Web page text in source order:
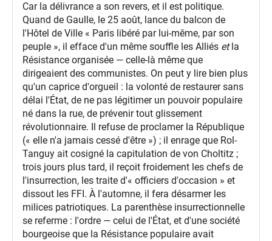
Car la délivrance a son revers, et il est politique.
Quand de Gaulle, le 25 août, lance du balcon de
l'Hôtel de Ville « Paris libéré par lui-même, par son
peuple », il efface d'un même souffle les Alliés etla
Résistance organisée — celle-là même que
dirigeaient des communistes. On peut y lire bien plus
qu'un caprice d'orgueil : la volonté de restaurer sans
délai l'État, de ne pas légitimer un pouvoir populaire
né dans la rue, de prévenir tout glissement
révolutionnaire. Il refuse de proclamer la République
(« elle n'a jamais cessé d'être ») ; il enrage que Rol-
Tanguy ait cosigné la capitulation de von Choltitz ;
trois jours plus tard, il reçoit froidement les chefs de
l'insurrection, les traite d'« officiers d'occasion » et
dissout les FFI. À l'automne, il fera désarmer les
milices patriotiques. La parenthèse insurrectionnelle
se referme : l'ordre — celui de l'État, et d'une société
bourgeoise que la Résistance populaire avait